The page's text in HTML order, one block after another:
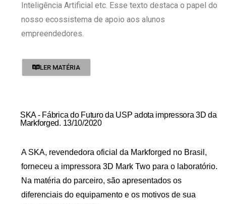
Inteligência Artificial etc. Esse texto destaca o papel do
nosso ecossistema de apoio aos alunos
empreendedores.
LER MATÉRIA
SKA - Fábrica do Futuro da USP adota impressora 3D da
Markforged. 13/10/2020
A SKA, revendedora oficial da Markforged no Brasil,
forneceu a impressora 3D Mark Two para o laboratório.
Na matéria do parceiro, são apresentados os
diferenciais do equipamento e os motivos de sua